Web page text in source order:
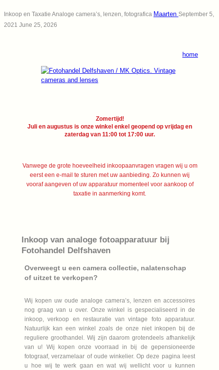
Inkoop en Taxatie Analoge camera’s, lenzen, fotografica Maarten September 5,
2021 June 25, 2026
home
Zomertijd!
Juli en augustus is onze winkel enkel geopend op vrijdag en
zaterdag van 11:00 tot 17:00 uur.
Vanwege de grote hoeveelheid inkoopaanvragen vragen wij u om
eerst een e-mail te sturen met uw aanbieding. Zo kunnen wij
vooraf aangeven of uw apparatuur momenteel voor aankoop of
taxatie in aanmerking komt.
Inkoop van analoge fotoapparatuur bij
Fotohandel Delfshaven
Overweegt u een camera collectie, nalatenschap
of uitzet te verkopen?
Wij kopen uw oude analoge camera’s, lenzen en accessoires
nog graag van u over. Onze winkel is gespecialiseerd in de
inkoop, verkoop en restauratie van vintage foto apparatuur.
Natuurlijk kan een winkel zoals de onze niet inkopen bij de
reguliere groothandel. Wij zijn daarom grotendeels afhankelijk
van u! Wij kopen onze voorraad in bij de gepensioneerde
fotograaf, verzamelaar of oude winkelier. Op deze pagina leest
u hoe wij te werk gaan en wat wij wellicht voor u kunnen